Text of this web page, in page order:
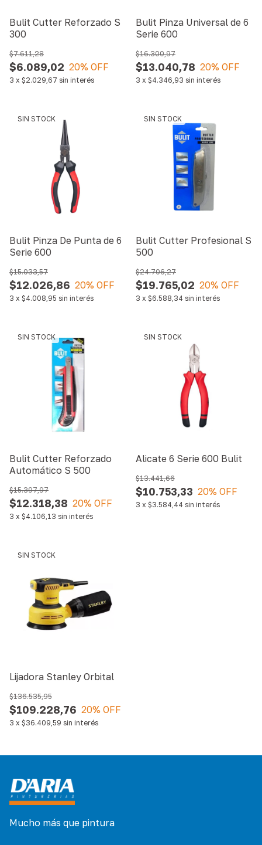
Bulit Cutter Reforzado S
300
$6.089,02
$7.611,28
20% OFF
3 x $2.029,67 sin interés
Bulit Pinza Universal de 6
Serie 600
$13.040,78
$16.300,97
20% OFF
3 x $4.346,93 sin interés
SIN STOCK
Bulit Pinza De Punta de 6
Serie 600
$12.026,86
$15.033,57
20% OFF
3 x $4.008,95 sin interés
SIN STOCK
Bulit Cutter Profesional S
500
$19.765,02
$24.706,27
20% OFF
3 x $6.588,34 sin interés
SIN STOCK
Bulit Cutter Reforzado
Automático S 500
$12.318,38
$15.397,97
20% OFF
3 x $4.106,13 sin interés
SIN STOCK
Alicate 6 Serie 600 Bulit
$10.753,33
$13.441,66
20% OFF
3 x $3.584,44 sin interés
SIN STOCK
Lijadora Stanley Orbital
$109.228,76
$136.535,95
20% OFF
3 x $36.409,59 sin interés
Mucho más que pintura